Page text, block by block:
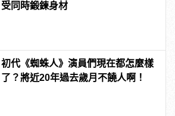
受同時鍛鍊身材
初代《蜘蛛人》演員們現在都怎麼樣
了？將近20年過去歲月不饒人啊！